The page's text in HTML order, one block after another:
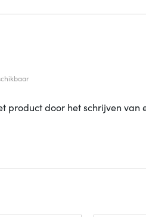
product door het schrijven van